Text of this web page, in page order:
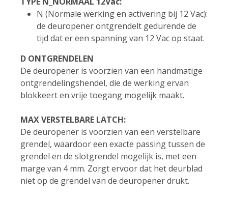
N (Normale werking en activering bij 12 Vac):
de deuropener ontgrendelt gedurende de
tijd dat er een spanning van 12 Vac op staat.
D ONTGRENDELEN
De deuropener is voorzien van een handmatige
ontgrendelingshendel, die de werking ervan
blokkeert en vrije toegang mogelijk maakt.
MAX VERSTELBARE LATCH:
De deuropener is voorzien van een verstelbare
grendel, waardoor een exacte passing tussen de
grendel en de slotgrendel mogelijk is, met een
marge van 4 mm. Zorgt ervoor dat het deurblad
niet op de grendel van de deuropener drukt.